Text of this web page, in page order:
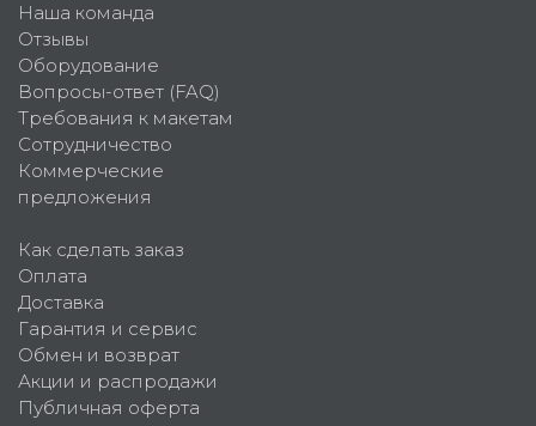
Наша команда
Отзывы
Оборудование
Вопросы-ответ (FAQ)
Требования к макетам
Сотрудничество
Коммерческие
предложения
Как сделать заказ
Оплата
Доставка
Гарантия и сервис
Обмен и возврат
Акции и распродажи
Публичная оферта